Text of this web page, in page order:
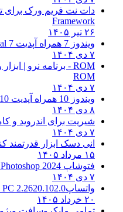
دات نت فریم ورک برای
Framework
۲۶ تیر ۱۴۰۵
ویندوز 7 همراه آپدیت 7 SP1
۷ دی ۱۴۰۴
ROM - برنامه نرو | ابزار رایت حرفه ای و
ROM
۷ دی ۱۴۰۴
ویندوز 10 همراه آپدیت 10 22H2
۸ دی ۱۴۰۴
شیریت برای اندروید و
۷ دی ۱۴۰۴
انی دسک ابزار قدرتمند
۱۵ مرداد ۱۴۰۵
فتوشاپ CC 2025 2024
۷ دی ۱۴۰۴
واتساپ2.2620.102.0
۲۰ خرداد ۱۴۰۵